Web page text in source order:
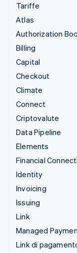
Tariffe
Atlas
Authorization
Billing
Capital
Checkout
Climate
Connect
Criptovalute
Data Pipeline
Elements
Financial
Identity
Invoicing
Issuing
Link
Managed
Link di